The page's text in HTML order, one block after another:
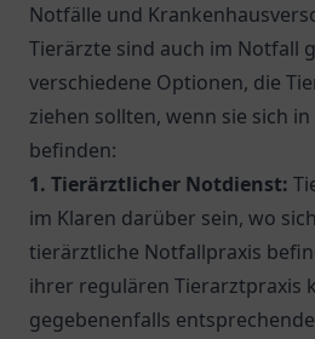
Notfälle und
Tierärzte sind auch im Notfall
verschiedene Optionen, die
ziehen sollten, wenn sie sich
befinden:
1. Tierärztlicher Notdienst:
im Klaren darüber sein, wo
tierärztliche Notfallpraxis
ihrer regulären Tierarztpraxis
gegebenenfalls